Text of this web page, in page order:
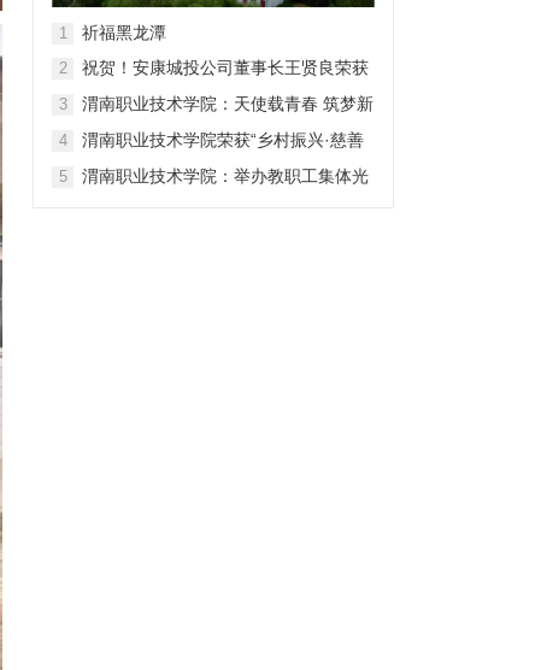
向全国招聘教师启事
1 祈福黑龙潭
2
祝贺！安康城投公司董事长王贤良荣获
3
渭南职业技术学院：天使载青春 筑梦新
4
渭南职业技术学院荣获“乡村振兴·慈善
5
渭南职业技术学院：举办教职工集体光